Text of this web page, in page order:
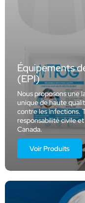
Équipements
(EPI)
Nous proposons une
unique de haute
contre les infections.
responsabilité civile
Canada.
Voir Produits